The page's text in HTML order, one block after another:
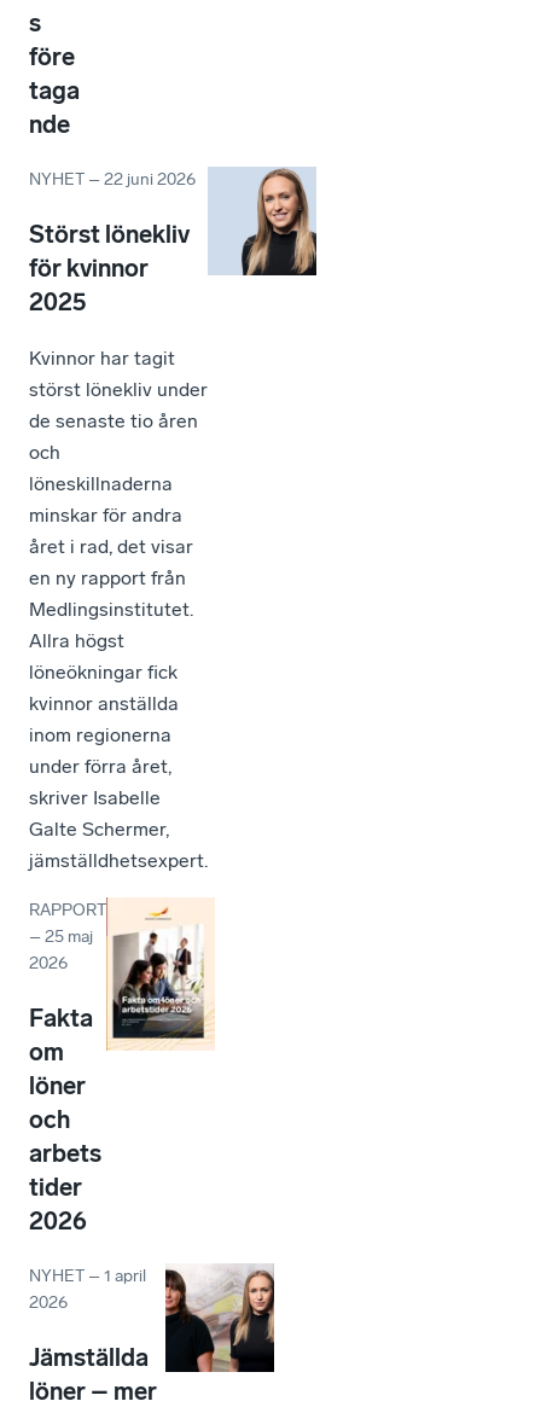
s
före
taga
nde
NYHET –22 juni 2026
Störst lönekliv
för kvinnor
2025
Kvinnor har tagit
störst lönekliv under
de senaste tio åren
och
löneskillnaderna
minskar för andra
året i rad, det visar
en ny rapport från
Medlingsinstitutet.
Allra högst
löneökningar fick
kvinnor anställda
inom regionerna
under förra året,
skriver Isabelle
Galte Schermer,
jämställdhetsexpert.
RAPPORT
–25 maj
2026
Fakta
om
löner
och
arbets
tider
2026
NYHET –1 april
2026
Jämställda
löner – mer